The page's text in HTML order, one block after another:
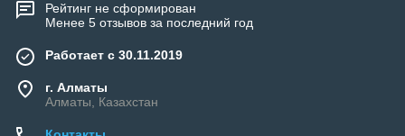
Рейтинг не сформирован
Менее 5 отзывов за последний год
Работает с 30.11.2019
г. Алматы
Алматы, Казахстан